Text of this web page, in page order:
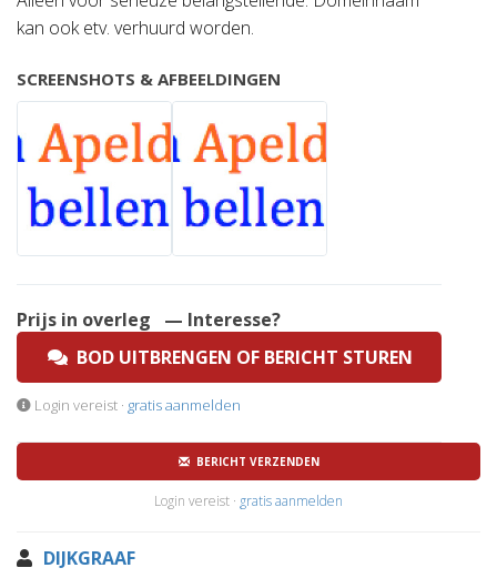
kan ook etv. verhuurd worden.
SCREENSHOTS & AFBEELDINGEN
Prijs in overleg
— Interesse?
BOD UITBRENGEN OF BERICHT STUREN
Login vereist · gratis aanmelden
BERICHT VERZENDEN
Login vereist · gratis aanmelden
DIJKGRAAF